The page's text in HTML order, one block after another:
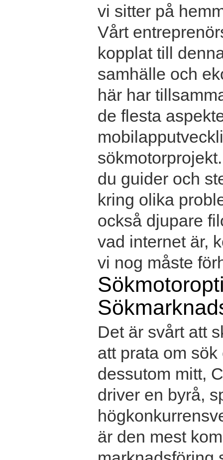
vi sitter på
Vårt
kopplat till
samhälle och
här har
de flesta
du guider och
kring olika
också djupare
vad internet är,
vi nog måste
Det är svårt att
att prata om
dessutom mitt,
driver en byrå,
är den mest